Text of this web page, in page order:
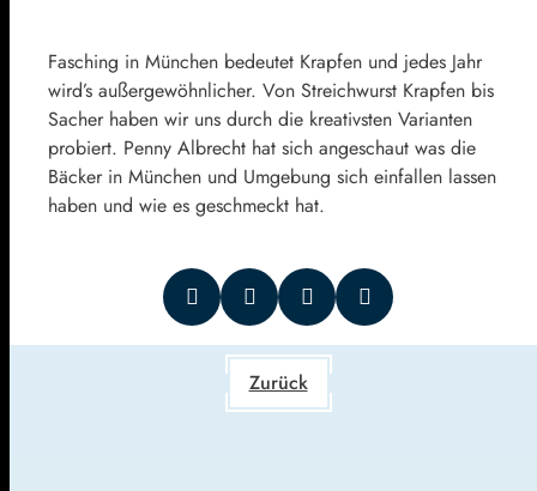
Fasching in München bedeutet Krapfen und jedes Jahr
wird’s außergewöhnlicher. Von Streichwurst Krapfen bis
Sacher haben wir uns durch die kreativsten Varianten
probiert. Penny Albrecht hat sich angeschaut was die
Bäcker in München und Umgebung sich einfallen lassen
haben und wie es geschmeckt hat.
Zurück